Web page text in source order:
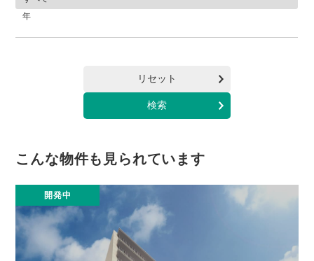
年
リセット
こんな物件も見られています
開発中